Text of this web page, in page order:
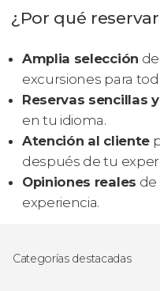
¿Por qué
Amplia selección
excursiones para
Reservas sencillas
en tu idioma.
Atención al cliente
después de tu
Opiniones reales de
experiencia.
Categorías destacadas